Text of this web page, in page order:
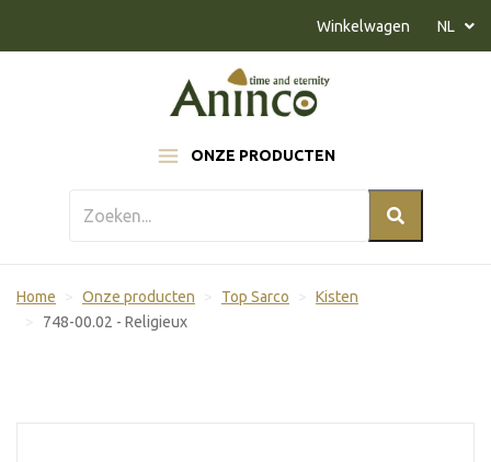
ONZE PRODUCTEN
Winkelwagen NL
Home Onze producten Top Sarco
Kisten
748-00.02 - Religieux